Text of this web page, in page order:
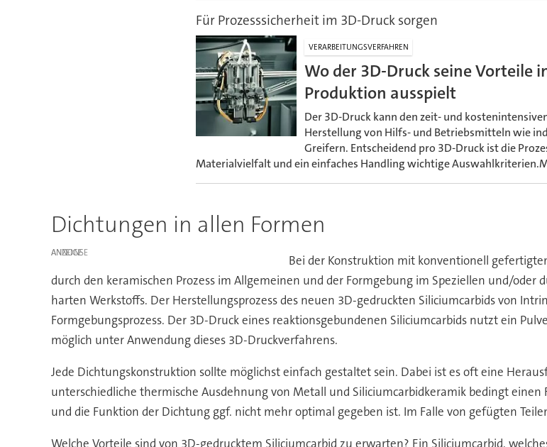
Für Prozesssicherheit im 3D-Druck sorgen
VERARBEITUNGSVERFAHREN
Wo der 3D-Druck seine Vorteile
Produktion ausspielt
Der 3D-Druck kann den zeit- und
Herstellung von Hilfs- und Betriebsmitteln wie
Greifern. Entscheidend pro 3D-Druck ist die
Materialvielfalt und ein einfaches Handling wichtige
Dichtungen in allen Formen
ANZEIGE
Bei der Konstruktion mit konventionell
durch den keramischen Prozess im Allgemeinen und der Formgebung im Speziellen und/oder
harten Werkstoffs. Der Herstellungsprozess des neuen 3D-gedruckten Siliciumcarbids von
Formgebungsprozess. Der 3D-Druck eines reaktionsgebundenen Siliciumcarbids nutzt ein
möglich unter Anwendung dieses 3D-Druckverfahrens.
Jede Dichtungskonstruktion sollte möglichst einfach gestaltet sein. Dabei ist es oft eine
unterschiedliche thermische Ausdehnung von Metall und Siliciumcarbidkeramik bedingt
und die Funktion der Dichtung ggf. nicht mehr optimal gegeben ist. Im Falle von gefügten
Welche Vorteile sind von 3D-gedrucktem Siliciumcarbid zu erwarten? Ein Siliciumcarbid,